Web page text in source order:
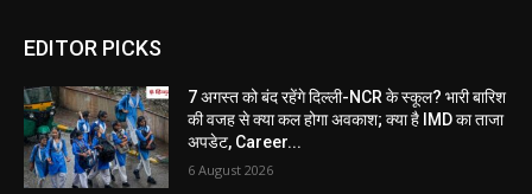
EDITOR PICKS
7 अगस्त को बंद रहेंगे दिल्ली-NCR के स्कूल? भारी बारिश
की वजह से क्या कल होगा अवकाश; क्या है IMD का ताजा
अपडेट, Career...
6 August 2026